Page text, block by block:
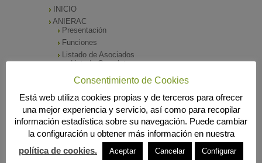
INICIO
ANIERAC
Presentación
Funciones
Listado de Asociados
Listado Completo
Como asociarse
SALA DE PRENSA
Notas de Prensa
Archivos Corporativos
GALERÍA DE IMÁGENES
CONTACTO
ENVASADO DE ACEITE
Consentimiento de Cookies
Está web utiliza cookies propias y de terceros para ofrecer
una mejor experiencia y servicio, así como para recopilar
información estadística sobre su navegación. Puede cambiar
la configuración u obtener más información en nuestra
política de cookies.
Aceptar Cancelar Configurar